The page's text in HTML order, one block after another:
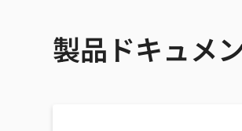
製品ドキュメ